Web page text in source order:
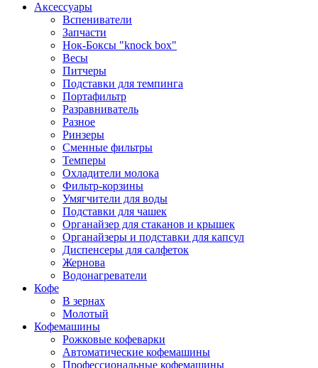
Аксессуары
Вспениватели
Запчасти
Нок-Боксы "knock box"
Весы
Питчеры
Подставки для темпинга
Портафильтр
Разравниватель
Разное
Ринзеры
Сменные фильтры
Темперы
Охладители молока
Фильтр-корзины
Умягчители для воды
Подставки для чашек
Органайзер для стаканов и крышек
Органайзеры и подставки для капсул
Диспенсеры для салфеток
Жернова
Водонагреватели
Кофе
В зернах
Молотый
Кофемашины
Рожковые кофеварки
Автоматические кофемашины
Профессиональные кофемашины